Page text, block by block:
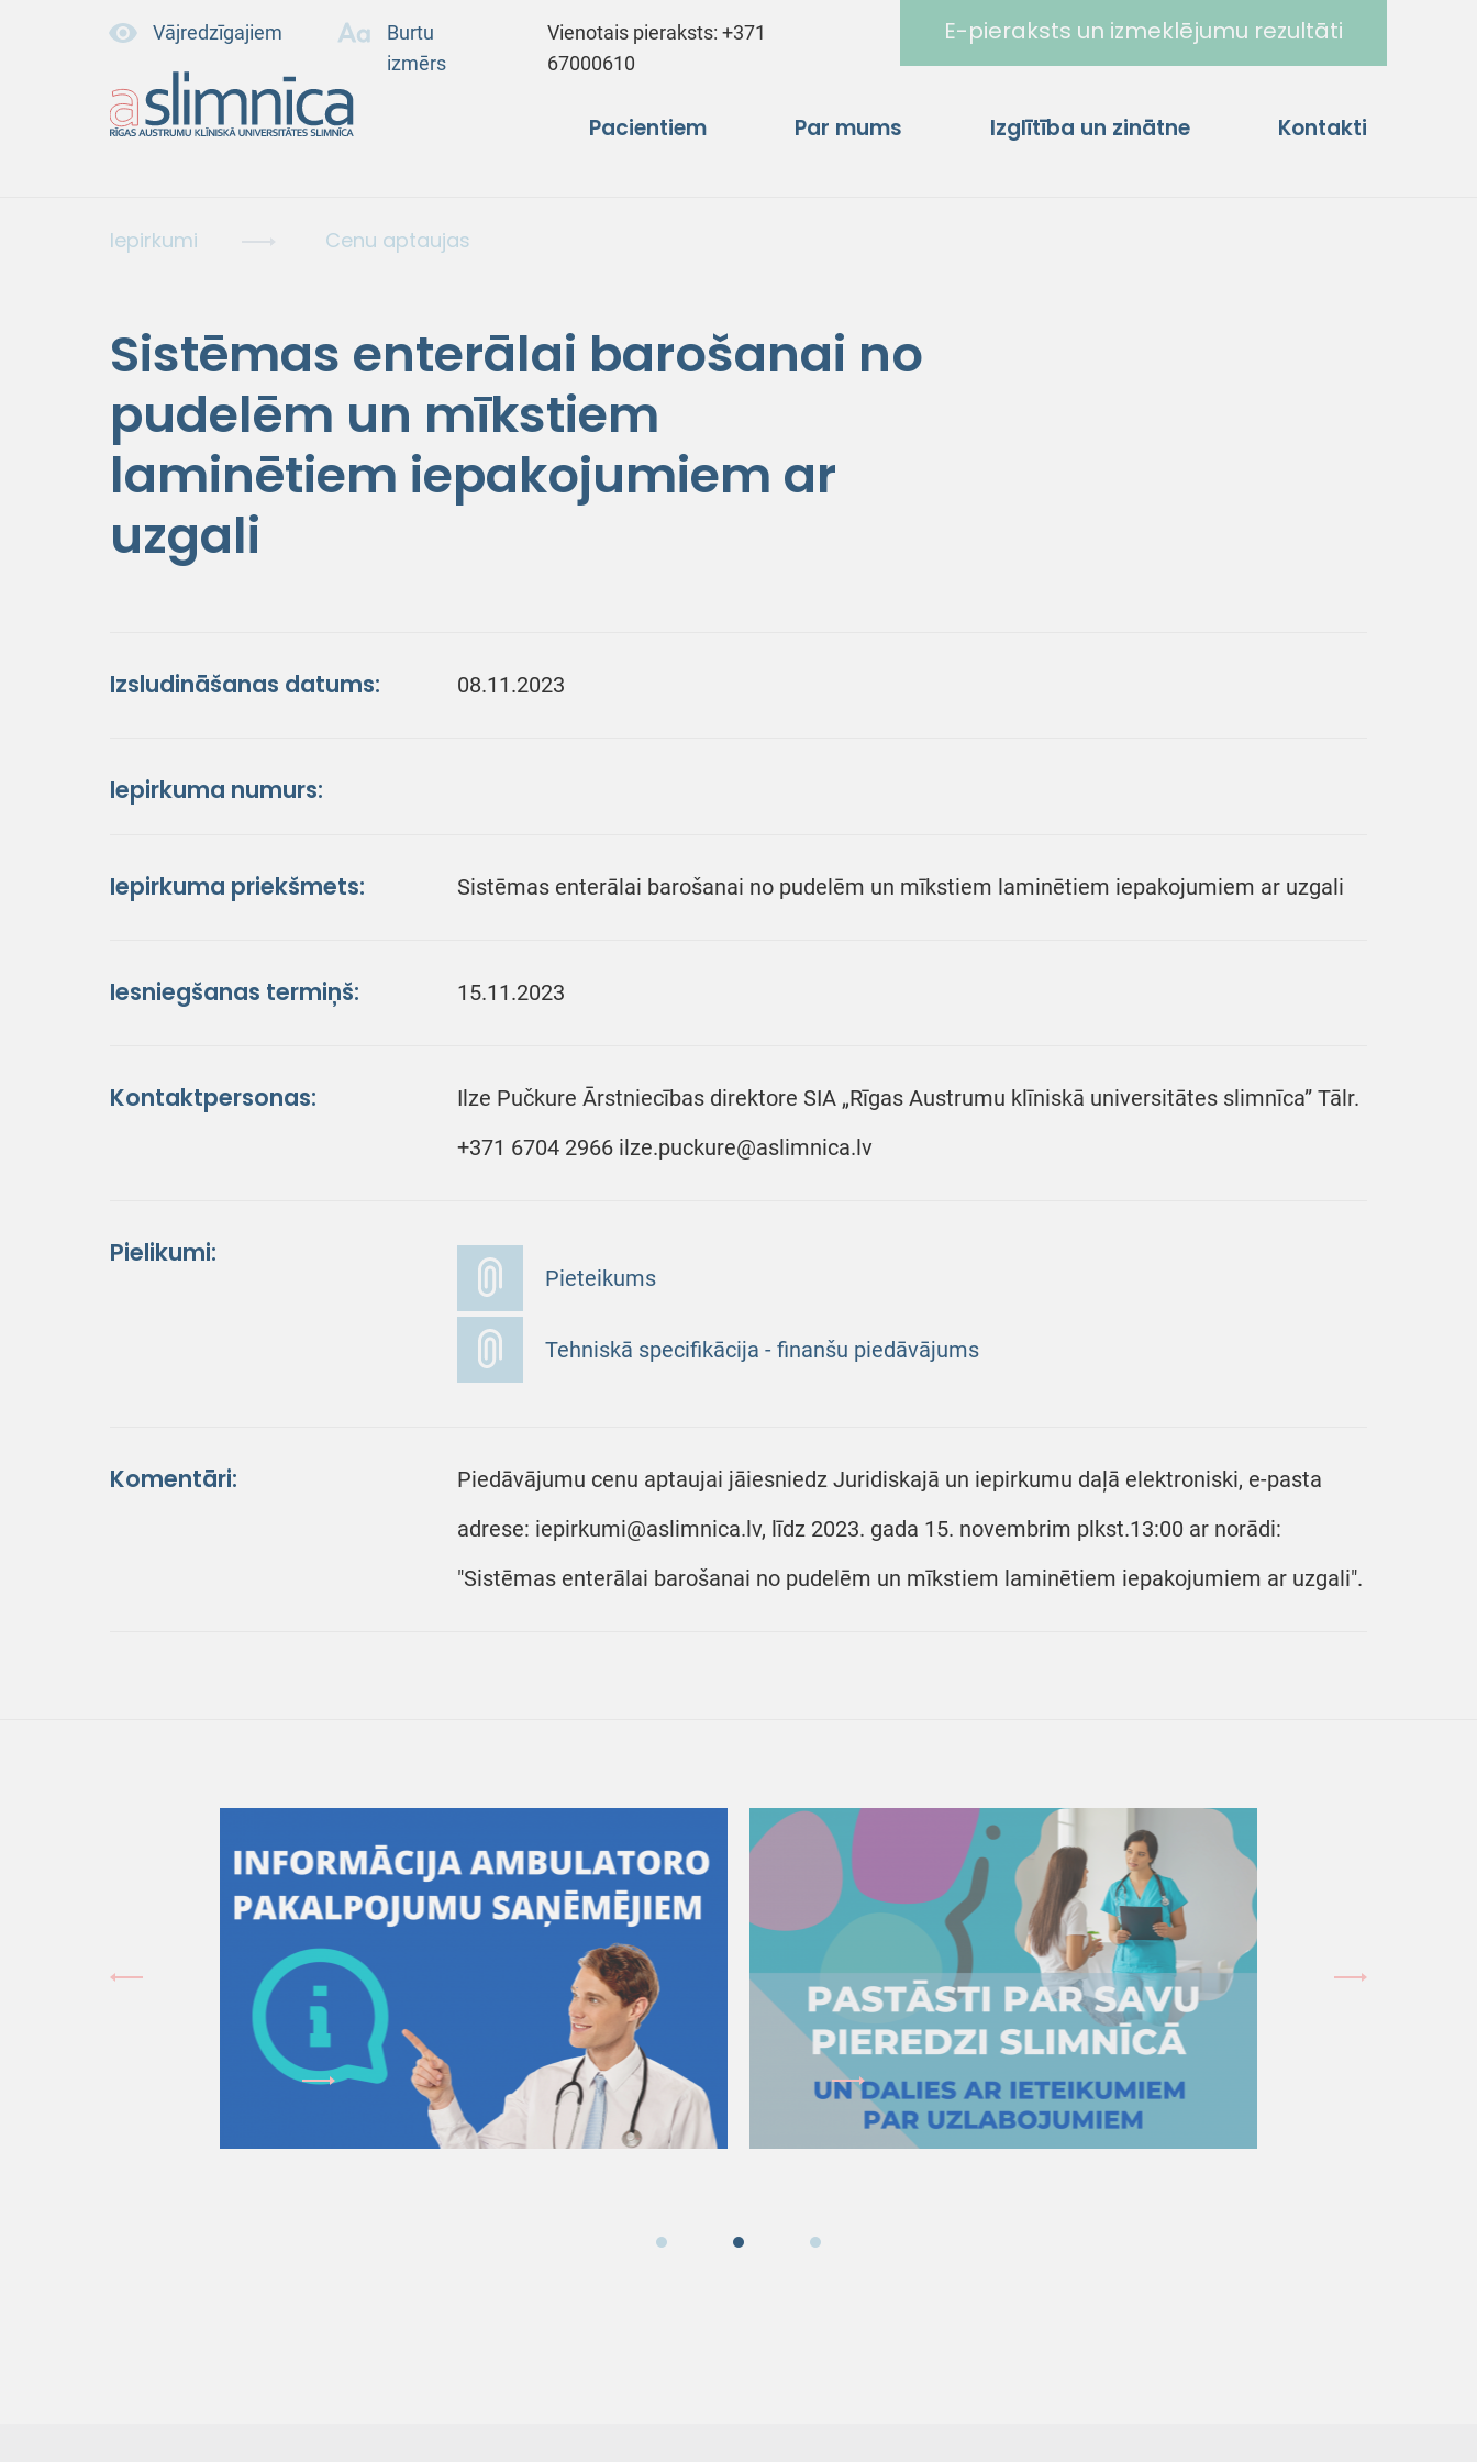
Vājredzīgajiem
Burtu
izmērs
Vienotais pieraksts:+371
67000610
E-pieraksts un izmeklējumu rezultāti
Pacientiem Par mums Izglītība un zinātne Kontakti
Iepirkumi Cenu aptaujas
Sistēmas enterālai barošanai no
pudelēm un mīkstiem
laminētiem iepakojumiem ar
uzgali
Izsludināšanas datums: 08.11.2023
Iepirkuma numurs:
Iepirkuma priekšmets: Sistēmas enterālai barošanai no pudelēm un mīkstiem laminētiem iepakojumiem ar uzgali
Iesniegšanas termiņš: 15.11.2023
Kontaktpersonas:
Ilze Pučkure Ārstniecības direktore SIA „Rīgas Austrumu klīniskā universitātes slimnīca” Tālr.
+371 6704 2966 ilze.puckure@aslimnica.lv
Pielikumi:
Pieteikums
Tehniskā specifikācija - finanšu piedāvājums
Komentāri:
Piedāvājumu cenu aptaujai jāiesniedz Juridiskajā un iepirkumu daļā elektroniski, e-pasta
adrese: iepirkumi@aslimnica.lv, līdz 2023. gada 15. novembrim plkst.13:00 ar norādi:
"Sistēmas enterālai barošanai no pudelēm un mīkstiem laminētiem iepakojumiem ar uzgali".